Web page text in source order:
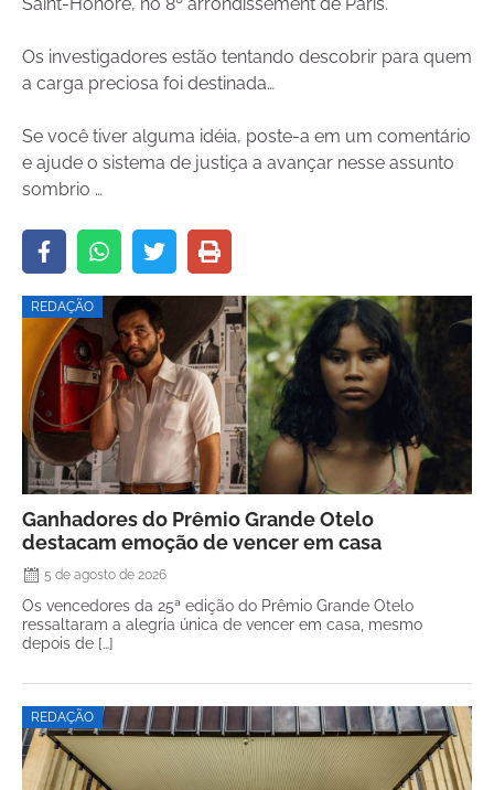
Os investigadores estão tentando descobrir para quem
a carga preciosa foi destinada…
Se você tiver alguma idéia, poste-a em um comentário
e ajude o sistema de justiça a avançar nesse assunto
sombrio …
REDAÇÃO
Ganhadores do Prêmio Grande Otelo
destacam emoção de vencer em casa
5 de agosto de 2026
Os vencedores da 25ª edição do Prêmio Grande Otelo
ressaltaram a alegria única de vencer em casa, mesmo
depois de […]
REDAÇÃO